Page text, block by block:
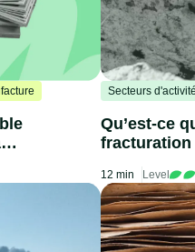
Secteurs d'activité
Qu’est-ce
fracturation
12 min Level